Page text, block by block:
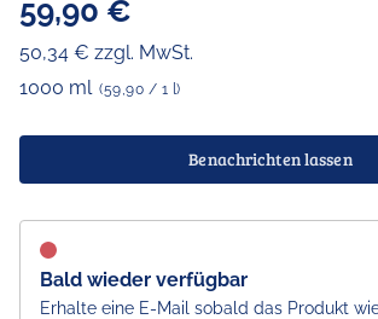
59,90 €
50,34 € zzgl. MwSt.
1000 ml (59,90 / 1 l)
Benachrichten lassen
Bald wieder verfügbar
Erhalte eine E-Mail sobald das Produkt